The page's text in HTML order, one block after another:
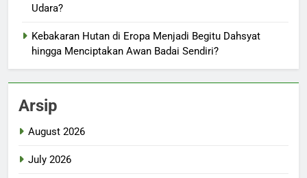
Udara?
Kebakaran Hutan di Eropa Menjadi Begitu Dahsyat
hingga Menciptakan Awan Badai Sendiri?
Arsip
August 2026
July 2026